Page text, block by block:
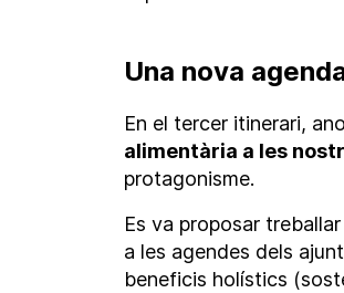
Una nova
En el tercer itinerari,
alimentària a les
protagonisme.
Es va proposar
a les agendes dels
beneficis holístics